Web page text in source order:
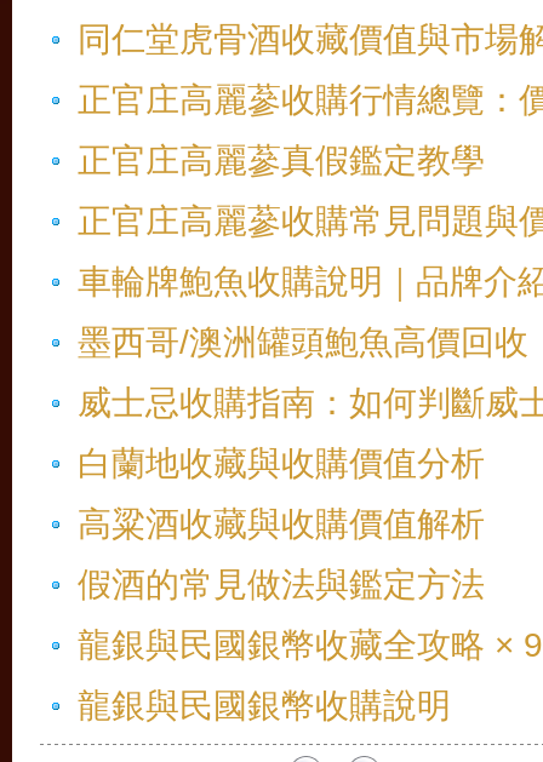
同仁堂虎骨酒收藏價值與市場
正官庄高麗蔘收購行情總覽：
正官庄高麗蔘真假鑑定教學
正官庄高麗蔘收購常見問題與
車輪牌鮑魚收購說明｜品牌介
墨西哥/澳洲罐頭鮑魚高價回收
威士忌收購指南：如何判斷威
白蘭地收藏與收購價值分析
高粱酒收藏與收購價值解析
假酒的常見做法與鑑定方法
龍銀與民國銀幣收藏全攻略 ×
龍銀與民國銀幣收購說明